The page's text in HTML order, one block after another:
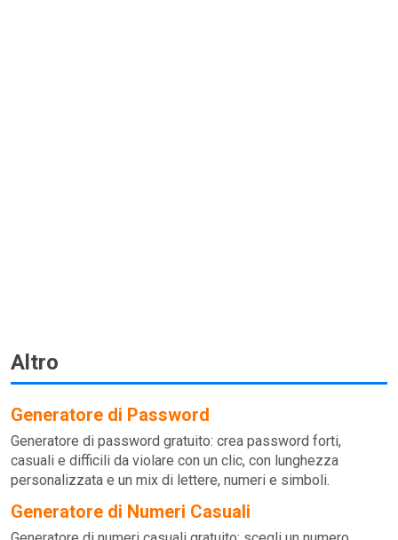
Altro
Generatore di Password
Generatore di password gratuito: crea password forti,
casuali e difficili da violare con un clic, con lunghezza
personalizzata e un mix di lettere, numeri e simboli.
Generatore di Numeri Casuali